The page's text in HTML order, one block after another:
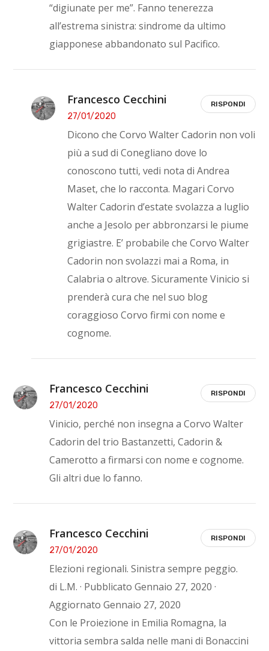
“digiunate per me”. Fanno tenerezza
all’estrema sinistra: sindrome da ultimo
giapponese abbandonato sul Pacifico.
Francesco Cecchini
27/01/2020
Dicono che Corvo Walter Cadorin non voli
più a sud di Conegliano dove lo
conoscono tutti, vedi nota di Andrea
Maset, che lo racconta. Magari Corvo
Walter Cadorin d’estate svolazza a luglio
anche a Jesolo per abbronzarsi le piume
grigiastre. E’ probabile che Corvo Walter
Cadorin non svolazzi mai a Roma, in
Calabria o altrove. Sicuramente Vinicio si
prenderà cura che nel suo blog
coraggioso Corvo firmi con nome e
cognome.
RISPONDI
Francesco Cecchini
27/01/2020
Vinicio, perché non insegna a Corvo Walter
Cadorin del trio Bastanzetti, Cadorin &
Camerotto a firmarsi con nome e cognome.
Gli altri due lo fanno.
RISPONDI
Francesco Cecchini
27/01/2020
Elezioni regionali. Sinistra sempre peggio.
di L.M. · Pubblicato Gennaio 27, 2020 ·
Aggiornato Gennaio 27, 2020
Con le Proiezione in Emilia Romagna, la
vittoria sembra salda nelle mani di Bonaccini
RISPONDI